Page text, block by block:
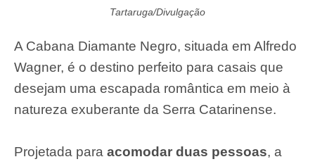
Tartaruga/Divulgação
A Cabana Diamante Negro, situada em Alfredo
Wagner, é o destino perfeito para casais que
desejam uma escapada romântica em meio à
natureza exuberante da Serra Catarinense.
Projetada para acomodar duas pessoas, a